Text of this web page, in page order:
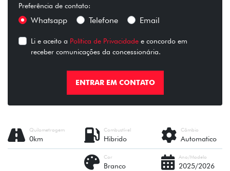
Preferência de contato:
Whatsapp Telefone Email
Li e aceito a Política de Privacidade e concordo em
receber comunicações da concessionária.
ENTRAR EM CONTATO
Câmbio
Automatico
Combustível
Hibrido
Quilometragem
0km
Ano/Modelo
2025/2026
Cor
Branco